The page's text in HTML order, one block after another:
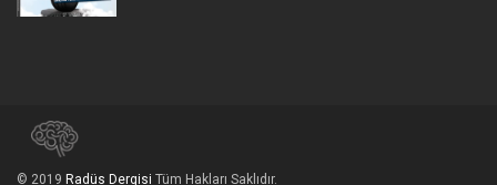
© 2019 Radüs Dergisi Tüm Hakları Saklıdır.